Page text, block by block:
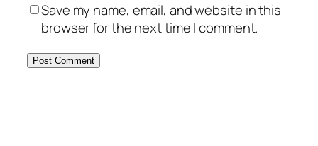
Save my name, email, and website in this
browser for the next time I comment.